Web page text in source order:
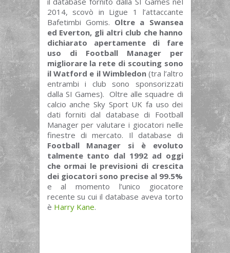
2014, scovò in Ligue 1 l’attaccante
Bafetimbi Gomis. Oltre a Swansea
ed Everton, gli altri club che hanno
dichiarato apertamente di fare
uso di Football Manager per
migliorare la rete di scouting sono
il Watford e il Wimbledon(tra l’altro
entrambi i club sono sponsorizzati
dalla SI Games). Oltre alle squadre di
calcio anche Sky Sport UK fa uso dei
dati forniti dal database di Football
Manager per valutare i giocatori nelle
finestre di mercato. Il database di
Football Manager si è evoluto
talmente tanto dal 1992 ad oggi
che ormai le previsioni di crescita
dei giocatori sono precise al 99.5%
e al momento l’unico giocatore
recente su cui il database aveva torto
è Harry Kane.